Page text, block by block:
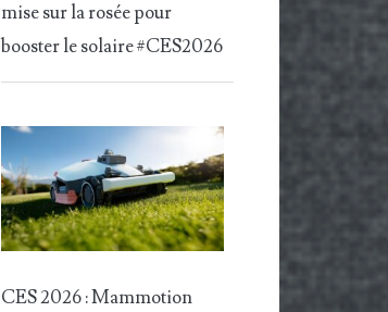
mise sur la rosée pour
booster le solaire #CES2026
CES 2026 : Mammotion